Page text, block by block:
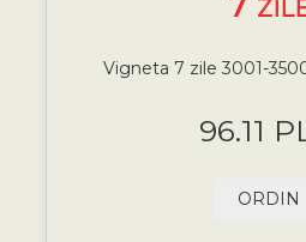
Vigneta 7 zile 3001-
96.11
ORDIN